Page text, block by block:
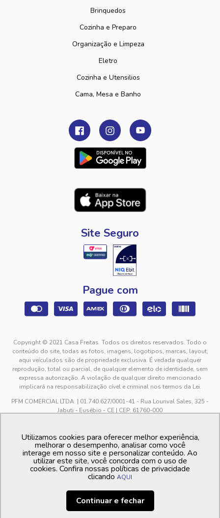
Brinquedos
Cozinha e Preparo
Organização e Limpeza
Eletro
Cozinha e Utensilios
Cama, Mesa e Banho
Site Seguro
Pague com
Copyright © 2021 Casa Freitas. Todos os direitos reservados. Todo o
conteúdo do site, todas as fotos, imagens, logotipos, marcas, layout,
aqui veículados são de propriedade exclusiva. É vedada qualquer
reprodução, total ou parcial, de qualquer elemento de identidade, sem
expressa autorização. A violação de qualquer direito mencionado
implicará na responsabilização cível e criminal nos termos da Lei.
PFM COMERCIAL LTDA. | 01.740.627/0001-41 - Rua Lourival Sales, 325 -
Jabuti - Eusébio - CE | CEP: 61760-000
feriados.
Os preços dos produtos estão sujeitos a alteração sem aviso prévio. O
preço valido é sempre o apresentado no momento da finalização da
compra, no carrinho de compras.
Utilizamos cookies para oferecer melhor experiência,
melhorar o desempenho, analisar como você
interage em nosso site e personalizar conteúdo. Ao
utilizar este site, você concorda com o uso de
cookies. Confira nossas políticas de privacidade
clicando AQUI
Continuar e fechar